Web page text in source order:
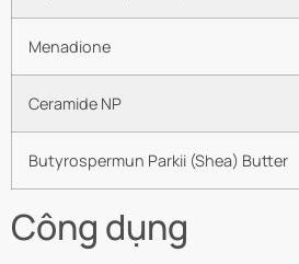
Menadione
Ceramide NP
Butyrospermun Parkii (Shea) Butter
Công dụng